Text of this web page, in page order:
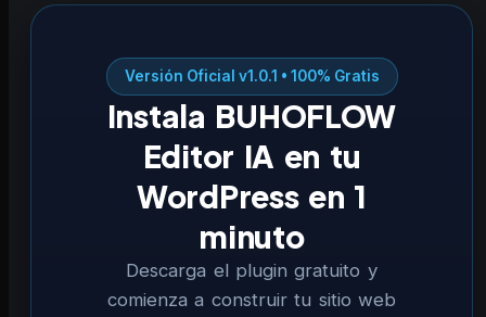
Versión Oficial v1.0.1 • 100% Gratis
Instala BUHOFLOW
Editor IA en tu
WordPress en 1
minuto
Descarga el plugin gratuito y
comienza a construir tu sitio web